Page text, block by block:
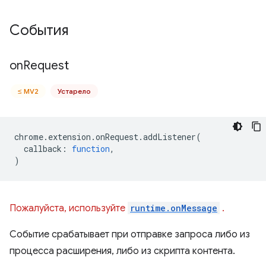
События
onRequest
≤ MV2 Устарело
chrome. extension .onRequest.addListener(
callback : function,
)
Пожалуйста, используйте runtime.onMessage .
Событие срабатывает при отправке запроса либо из
процесса расширения, либо из скрипта контента.